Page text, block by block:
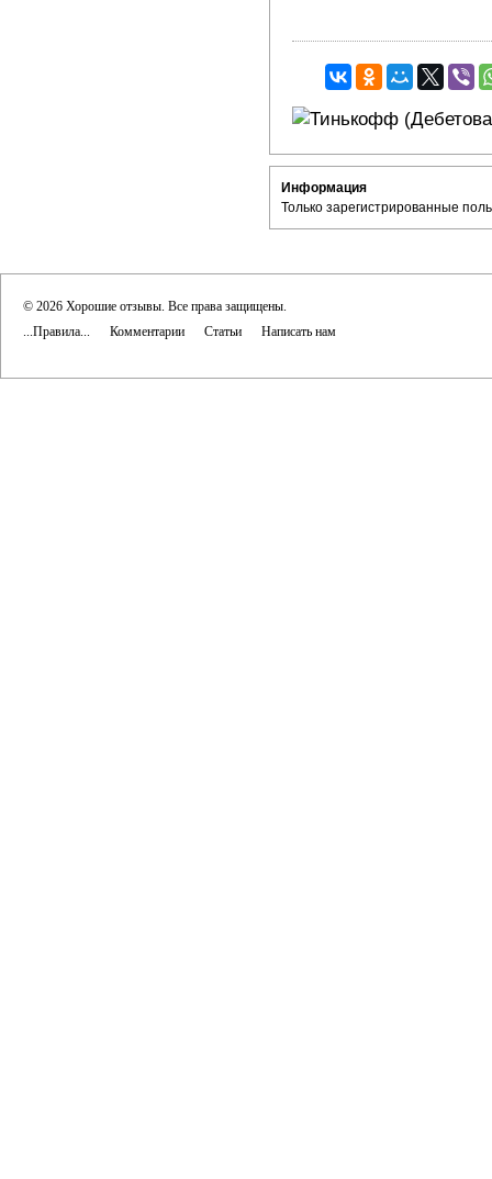
Информация
Только зарегистрированные
© 2026 Хорошие отзывы. Все права защищены.
...Правила...
Комментарии Статьи Написать нам